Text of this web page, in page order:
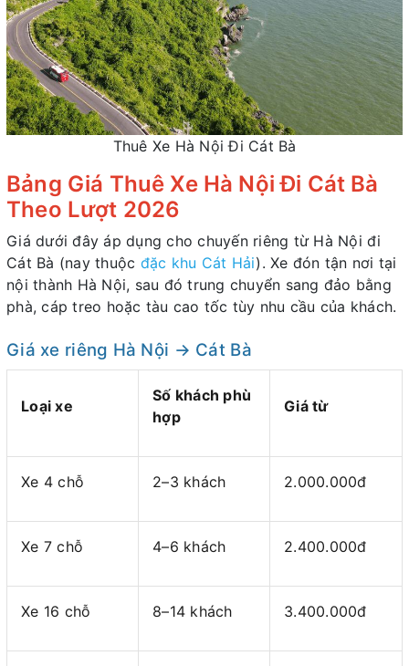
Thuê Xe Hà Nội Đi Cát Bà
Bảng Giá Thuê Xe Hà Nội Đi Cát Bà
Theo Lượt 2026
Giá dưới đây áp dụng cho chuyến riêng từ Hà Nội đi
Cát Bà (nay thuộc đặc khu Cát Hải). Xe đón tận nơi tại
nội thành Hà Nội, sau đó trung chuyển sang đảo bằng
phà, cáp treo hoặc tàu cao tốc tùy nhu cầu của khách.
Giá xe riêng Hà Nội → Cát Bà
Loại xe
Số khách phù
hợp
Giá từ
Xe 4 chỗ 2–3 khách 2.000.000đ
Xe 7 chỗ 4–6 khách 2.400.000đ
Xe 16 chỗ 8–14 khách 3.400.000đ